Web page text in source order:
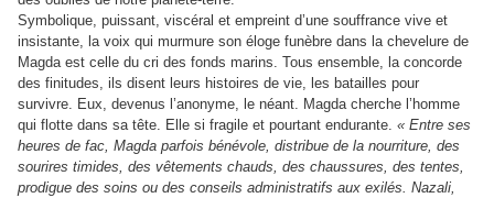
Symbolique, puissant, viscéral et empreint d’une souffrance vive et
insistante, la voix qui murmure son éloge funèbre dans la chevelure de
Magda est celle du cri des fonds marins. Tous ensemble, la concorde
des finitudes, ils disent leurs histoires de vie, les batailles pour
survivre. Eux, devenus l’anonyme, le néant. Magda cherche l’homme
qui flotte dans sa tête. Elle si fragile et pourtant endurante. « Entre ses
heures de fac, Magda parfois bénévole, distribue de la nourriture, des
sourires timides, des vêtements chauds, des chaussures, des tentes,
prodigue des soins ou des conseils administratifs aux exilés. Nazali,